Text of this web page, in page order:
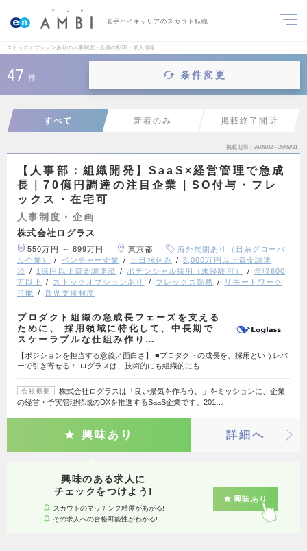
若手ハイキャリアのスカウト転職
ストックオプションありの人事制度・企画の転職・求人情報
47 件 条件変更
すべて 新着のみ 掲載終了間近
掲載期間 26/08/02～26/08/31
【人事部：組織開発】SaaS×経営管理で急成
長｜70億円調達の注目企業｜SO付与・フレ
ックス・在宅可
人事制度・企画
株式会社ログラス
550万円 ～ 899万円 東京都
海外展開あり（日系グローバ
ル企業）
ベンチャー企業 土日祝休み
3,000万円以上資金調達
済
1億円以上資金調達済 ポテンシャル採用（未経験可）
年収600
万以上
ストックオプションあり フレックス勤務
リモートワーク
可能
育児支援制度
プロダクト組織の急成長フェーズを支える
ために、 採用領域に特化して、中長期で
スケーラブルな仕組み作り…
【ポジションを担当する意義／面白さ】 ■プロダクトの成長を、採用というレバ
ーで引き寄せる： ログラスは、技術的にも組織的にも…
会社概要
株式会社ログラスは「良い景気を作ろう。」をミッションに、企業
の経営・予実管理領域のDXを推進するSaaS企業です。201…
興味あり 詳細へ
興味のある求人に
チェックをつけよう!
スカウトのマッチング精度があがる!
その求人への合格可能性がわかる!
興味あり